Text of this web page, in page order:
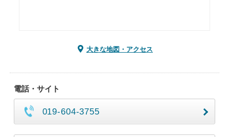
大きな地図・アクセス
電話・サイト
019-604-3755